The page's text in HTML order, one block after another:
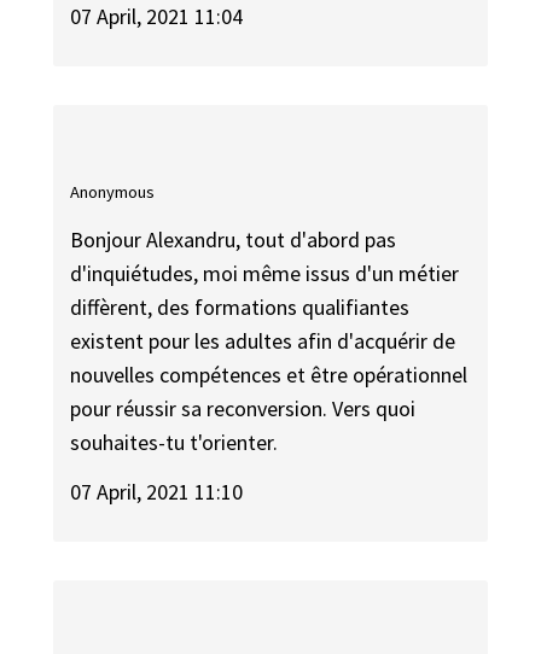
07 April, 2021 11:04
Anonymous
Bonjour Alexandru, tout d'abord pas
d'inquiétudes, moi même issus d'un métier
diffèrent, des formations qualifiantes
existent pour les adultes afin d'acquérir de
nouvelles compétences et être opérationnel
pour réussir sa reconversion. Vers quoi
souhaites-tu t'orienter.
07 April, 2021 11:10